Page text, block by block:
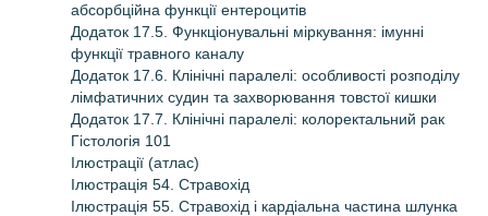
абсорбційна функції ентероцитів
Додаток 17.5. Функціонувальні міркування: імунні
функції травного каналу
Додаток 17.6. Клінічні паралелі: особливості розподілу
лімфатичних судин та захворювання товстої кишки
Додаток 17.7. Клінічні паралелі: колоректальний рак
Гістологія 101
Ілюстрації (атлас)
Ілюстрація 54. Стравохід
Ілюстрація 55. Стравохід і кардіальна частина шлунка